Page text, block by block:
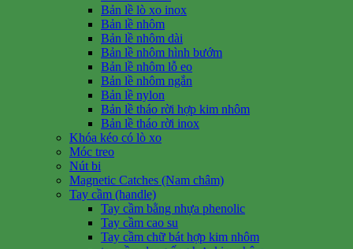
Bản lề lò xo inox
Bản lề nhôm
Bản lề nhôm dài
Bản lề nhôm hình bướm
Bản lề nhôm lỗ eo
Bản lề nhôm ngắn
Bản lề nylon
Bản lề tháo rời hợp kim nhôm
Bản lề tháo rời inox
Khóa kéo có lò xo
Móc treo
Nút bi
Magnetic Catches (Nam châm)
Tay cầm (handle)
Tay cầm bằng nhựa phenolic
Tay cầm cao su
Tay cầm chữ bát hợp kim nhôm